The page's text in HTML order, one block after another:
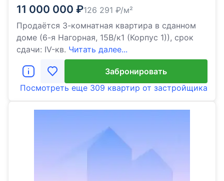
11 000 000 ₽126 291 ₽/м²
Продаётся 3-комнатная квартира в сданном
доме (6-я Нагорная, 15В/к1 (Корпус 1)), срок
сдачи: IV-кв. Читать далее...
Забронировать
Посмотреть еще 309 квартир от застройщика